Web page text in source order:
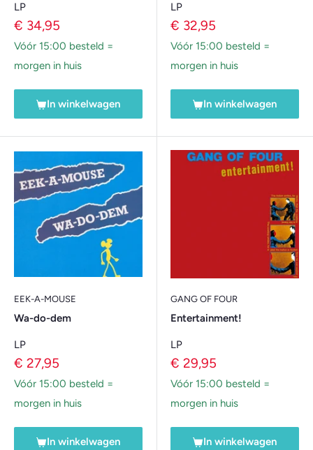
LP
Verkoopprijs
€ 34,95
Vóór 15:00 besteld =
morgen in huis
In winkelwagen
LP
Verkoopprijs
€ 32,95
Vóór 15:00 besteld =
morgen in huis
In winkelwagen
EEK-A-MOUSE
Wa-do-dem
LP
Verkoopprijs
€ 27,95
Vóór 15:00 besteld =
morgen in huis
In winkelwagen
GANG OF FOUR
Entertainment!
LP
Verkoopprijs
€ 29,95
Vóór 15:00 besteld =
morgen in huis
In winkelwagen